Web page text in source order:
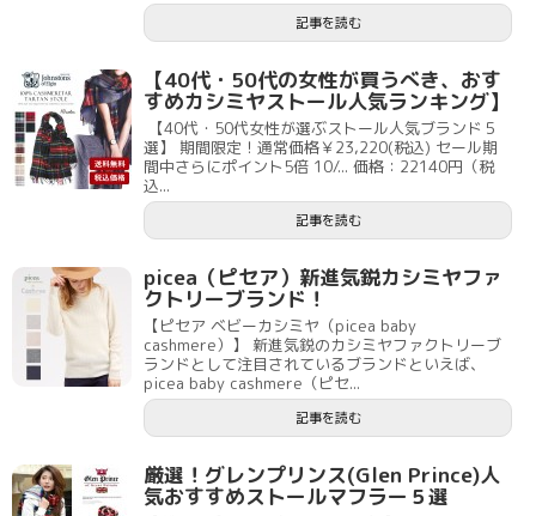
記事を読む
【40代・50代の女性が買うべき、おす
すめカシミヤストール人気ランキング】
【40代・50代女性が選ぶストール人気ブランド５
選】 期間限定！通常価格￥23,220(税込) セール期
間中さらにポイント5倍 10/... 価格：22140円（税
込...
記事を読む
picea（ピセア）新進気鋭カシミヤファ
クトリーブランド！
【ピセア ベビーカシミヤ（picea baby
cashmere）】 新進気鋭のカシミヤファクトリーブ
ランドとして注目されているブランドといえば、
picea baby cashmere（ピセ...
記事を読む
厳選！グレンプリンス(Glen Prince)人
気おすすめストールマフラー５選